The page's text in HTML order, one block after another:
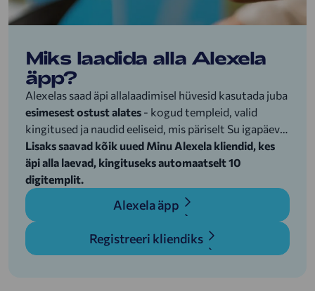
Miks laadida alla Alexela
äpp?
Alexelas saad äpi allalaadimisel hüvesid kasutada juba
esimesest ostust alates - kogud templeid, valid
kingitused ja naudid eeliseid, mis päriselt Su igapäeval
väärtust lisavad.
Lisaks saavad kõik uued Minu Alexela kliendid, kes
äpi alla laevad, kingituseks automaatselt 10
digitemplit.
Alexela äpp
Registreeri kliendiks